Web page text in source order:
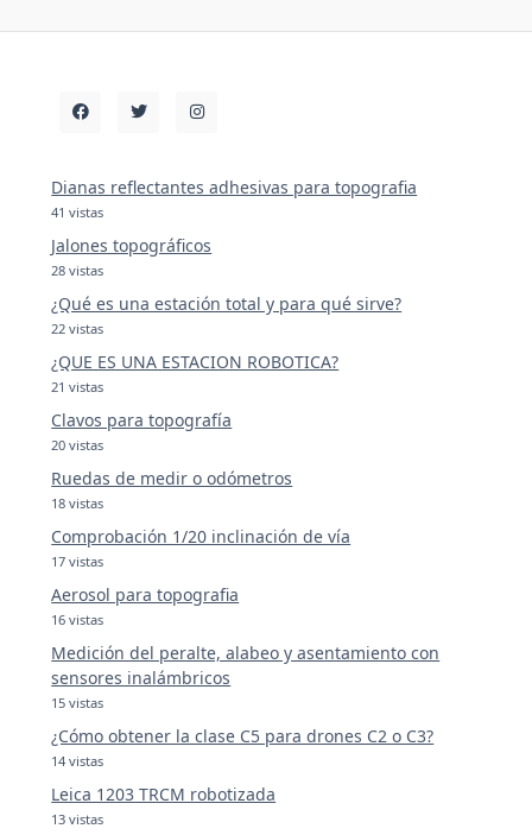
Dianas reflectantes adhesivas para topografia
41 vistas
Jalones topográficos
28 vistas
¿Qué es una estación total y para qué sirve?
22 vistas
¿QUE ES UNA ESTACION ROBOTICA?
21 vistas
Clavos para topografía
20 vistas
Ruedas de medir o odómetros
18 vistas
Comprobación 1/20 inclinación de vía
17 vistas
Aerosol para topografia
16 vistas
Medición del peralte, alabeo y asentamiento con
sensores inalámbricos
15 vistas
¿Cómo obtener la clase C5 para drones C2 o C3?
14 vistas
Leica 1203 TRCM robotizada
13 vistas